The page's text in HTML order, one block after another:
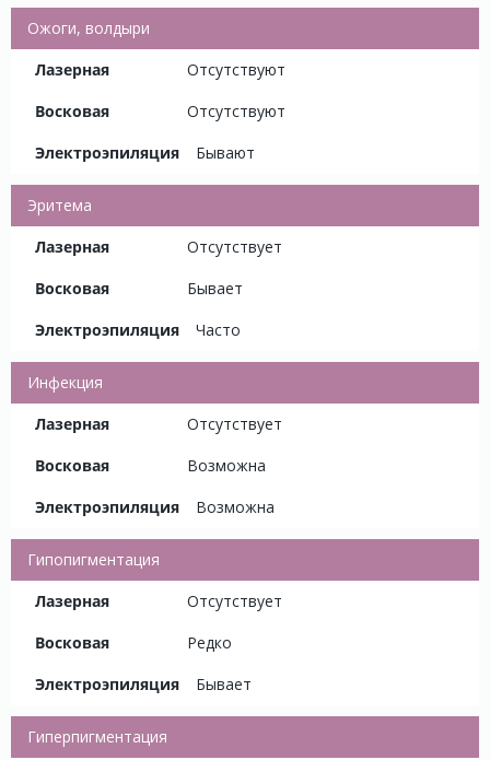
Ожоги, волдыри
Отсутствуют
Отсутствуют
Бывают
Эритема
Отсутствует
Бывает
Часто
Инфекция
Отсутствует
Возможна
Возможна
Гипопигментация
Отсутствует
Редко
Бывает
Гиперпигментация